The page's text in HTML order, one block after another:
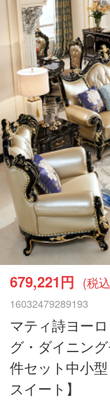
679,221円 (税
16032479289193
マティ詩ヨー
グ・ダイニン
件セット中小
スイート】